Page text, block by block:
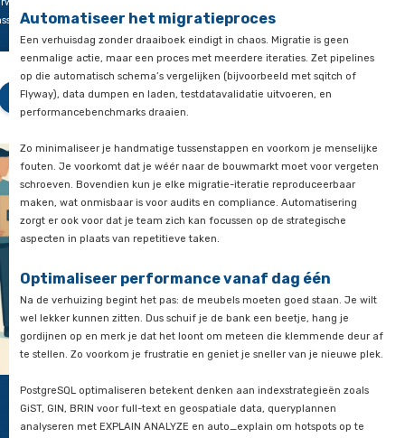
in
drie
niet
in
Drie aandachtspunten die je
succesvol maken
Start met een solide proof-of-concept
Voordat je de hele boel verhuist, bouw je een kleinschalige
je bij een nieuwe woning eerst checkt of de douche warm
WiFi het doet, kies je een representatieve subset van
businesslogica. Hiermee test je dataconversies op grote
performance van belangrijke queries, en de compleetheid
Gebruikpgloadervoor een eenvoudige datamigratie, of
Migration Service (DMS)wanneer je in de cloud zit. Deze
Automatiseer het migratieproces